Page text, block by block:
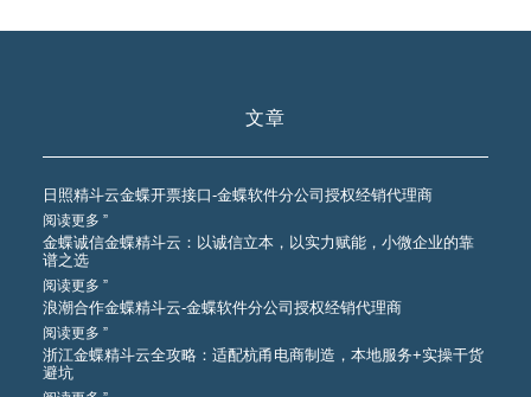
文章
日照精斗云金蝶开票接口-金蝶软件分公司授权经销代理商
阅读更多 ”
金蝶诚信金蝶精斗云：以诚信立本，以实力赋能，小微企业的靠
谱之选
阅读更多 ”
浪潮合作金蝶精斗云-金蝶软件分公司授权经销代理商
阅读更多 ”
浙江金蝶精斗云全攻略：适配杭甬电商制造，本地服务+实操干货
避坑